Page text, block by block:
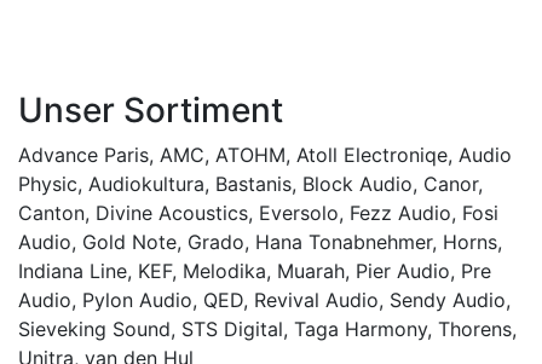
Unser Sortiment
Advance Paris, AMC, ATOHM, Atoll Electroniqe, Audio
Physic, Audiokultura, Bastanis, Block Audio, Canor,
Canton, Divine Acoustics, Eversolo, Fezz Audio, Fosi
Audio, Gold Note, Grado, Hana Tonabnehmer, Horns,
Indiana Line, KEF, Melodika, Muarah, Pier Audio, Pre
Audio, Pylon Audio, QED, Revival Audio, Sendy Audio,
Sieveking Sound, STS Digital, Taga Harmony, Thorens,
Unitra, van den Hul